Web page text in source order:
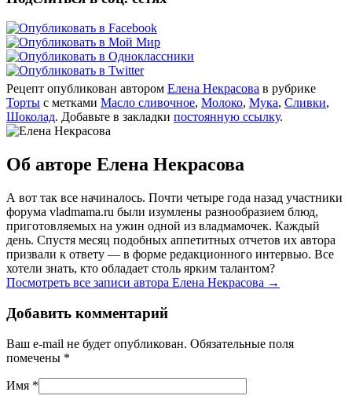
Рецепт опубликован автором Елена Некрасова в рубрике
Торты с метками Масло сливочное, Молоко, Мука, Сливки,
Шоколад. Добавьте в закладки постоянную ссылку.
Об авторе Елена Некрасова
А вот так все начиналось. Почти четыре года назад участники
форума vladmama.ru были изумлены разнообразием блюд,
приготовляемых на ужин одной из владмамочек. Каждый
день. Спустя месяц подобных аппетитных отчетов их автора
призвали к ответу — в форме редакционного интервью. Все
хотели знать, кто обладает столь ярким талантом?
Посмотреть все записи автора Елена Некрасова →
Добавить комментарий
Ваш e-mail не будет опубликован. Обязательные поля
помечены *
Имя *